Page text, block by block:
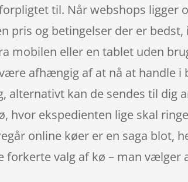
til. Når webshops ligger
pris og betingelser der er
mobilen eller en tablet uden
afhængig af at nå at handle i
kan de sendes til dig
hvor ekspedienten lige skal
online køer er en saga blot,
valg af kø – man vælger